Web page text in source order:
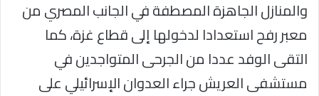
والمنازل الجاهزة المصطفة في الجانب المصري من
معبر رفح استعدادا لدخولها إلى قطاع غزة، كما
التقى الوفد عددا من الجرحى المتواجدين في
مستشفى العريش جراء العدوان الإسرائيلي على